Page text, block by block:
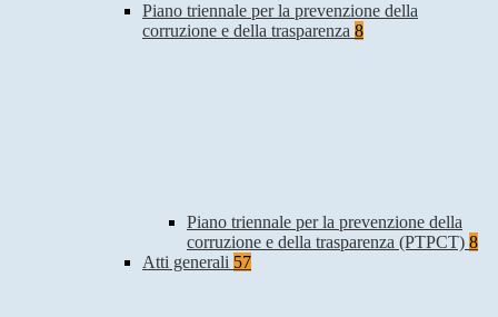
Piano triennale per la prevenzione della
corruzione e della trasparenza 8
Piano triennale per la prevenzione della
corruzione e della trasparenza (PTPCT) 8
Atti generali 57